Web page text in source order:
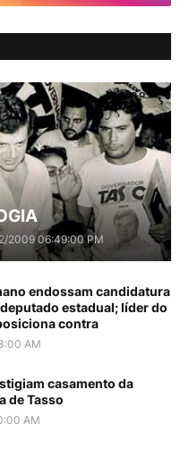
2009 06:49:00 PM
endossam candidatura
estadual; líder do
contra
AM
casamento da
de Tasso
AM